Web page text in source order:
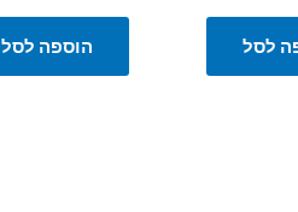
לסל הוספה לסל